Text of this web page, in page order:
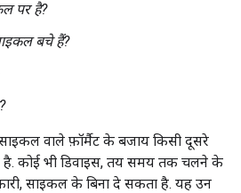
पर है?
बचे हैं?
वाले फ़ॉर्मैट के बजाय किसी दूसरे
है. कोई भी डिवाइस, तय समय तक चलने के
साइकल के बिना दे सकता है. यह उन